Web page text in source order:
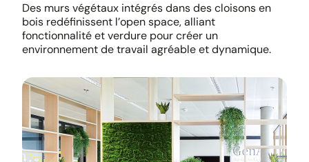
Des murs végétaux intégrés dans des cloisons en
bois redéfinissent l’open space, alliant
fonctionnalité et verdure pour créer un
environnement de travail agréable et dynamique.